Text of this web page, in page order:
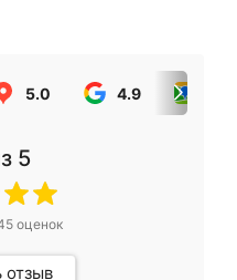
5.0 4.9
5
оценок
отзыв